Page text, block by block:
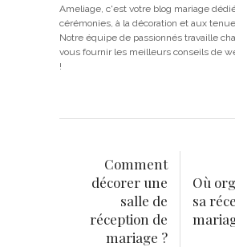
Ameliage, c'est votre blog mariage
cérémonies, à la décoration et aux
Notre équipe de passionnés travaille
vous fournir les meilleurs conseils de
!
Comment
décorer une
salle de
réception de
mariage ?
Où
sa